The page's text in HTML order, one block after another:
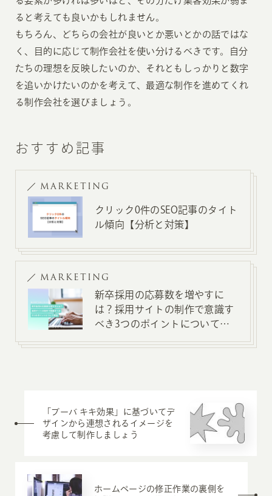
ると考えても良いかもしれません。
もちろん、どちらの会社が良いとか悪いとかの話ではな
く、目的に応じて制作会社を使い分けるべきです。自分
たちの理想を反映したいのか、それともしっかりと数字
を追いかけたいのかを考えて、最適な制作を進めてくれ
る制作会社を選びましょう。
おすすめ記事
MARKETING
クリック0件のSEO記事のタイト
ル傾向【分析と対策】
MARKETING
新卒採用の応募数を増やすに
は？採用サイトの制作で意識す
べき3つのポイントについて解
「ブーバ キキ効果」に基づいてデ
ザインから連想されるイメージを
考慮して制作しましょう
ホームページの修正作業の裏側を